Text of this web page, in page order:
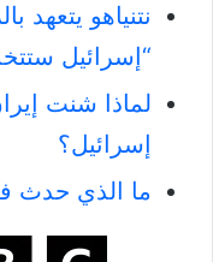
نتنياهو يتعهد
“إسرائيل
لماذا شنت
إسرائيل؟
ما الذي حدث